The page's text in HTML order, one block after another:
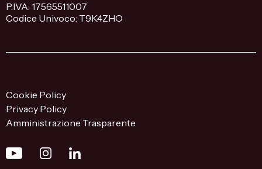
P.IVA: 17565511007
Codice Univoco: T9K4ZHO
Cookie Policy
Privacy Policy
Amministrazione Trasparente